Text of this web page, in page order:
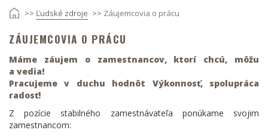
Ľudské zdroje Záujemcovia o prácu
ZÁUJEMCOVIA O PRÁCU
Máme záujem o zamestnancov, ktorí chcú, môžu
a vedia!
Pracujeme v duchu hodnôt Výkonnosť, spolupráca
radosť!
Z pozície stabilného zamestnávateľa ponúkame svojim
zamestnancom: